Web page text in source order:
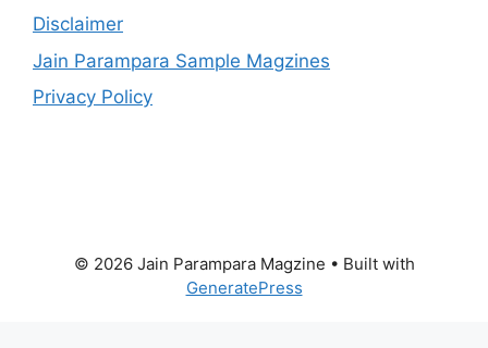
Disclaimer
Jain Parampara Sample Magzines
Privacy Policy
© 2026 Jain Parampara Magzine • Built with
GeneratePress